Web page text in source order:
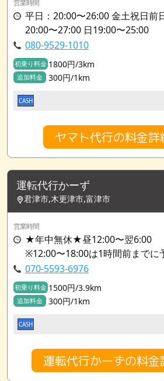
営業時間
平日：20:00〜26:00 金土祝日前
20:00〜27:00 日19:00〜25:00
080-9529-1010
初乗り料金 1800円/3km
追加料金 300円/1km
CASH
ヤマト代行の料金詳
運転代行かーず
君津市,木更津市,富津市
営業時間
★年中無休★昼12:00〜翌6:00
※12:00〜18:00は1時間前までに
070-5593-6976
初乗り料金 1500円/3.9km
追加料金 300円/1km
CASH
運転代行かーずの料金